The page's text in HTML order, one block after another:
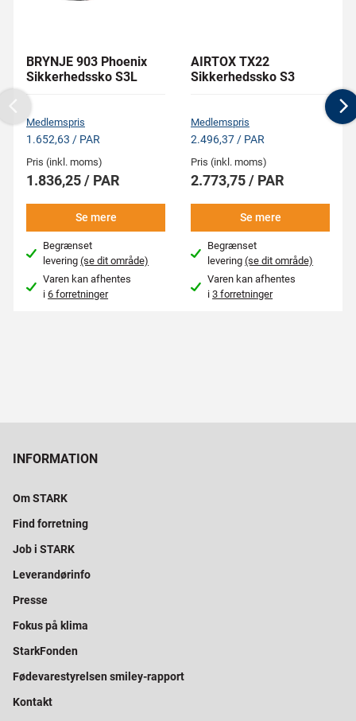
BRYNJE 903 Phoenix
Sikkerhedssko S3L
Medlemspris
1.652,63 / PAR
Pris (inkl. moms)
1.836,25 / PAR
Se mere
Begrænset
levering(se dit område)
Varen kan afhentes
i6 forretninger
AIRTOX TX22
Sikkerhedssko S3
Medlemspris
2.496,37 / PAR
Pris (inkl. moms)
2.773,75 / PAR
Se mere
Begrænset
levering(se dit område)
Varen kan afhentes
i3 forretninger
Previous
INFORMATION
Om STARK
Find forretning
Job i STARK
Leverandørinfo
Presse
Fokus på klima
StarkFonden
Fødevarestyrelsen smiley-rapport
Kontakt